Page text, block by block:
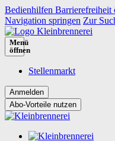
Bedienhilfen Barrierefreiheit
Navigation springen Zur
Menü
öffnen
Stellenmarkt
Abo-Vorteile nutzen